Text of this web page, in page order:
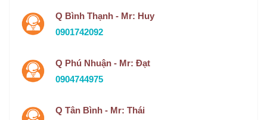
Q Bình Thạnh - Mr: Huy
0901742092
Q Phú Nhuận - Mr: Đạt
0904744975
Q Tân Bình - Mr: Thái